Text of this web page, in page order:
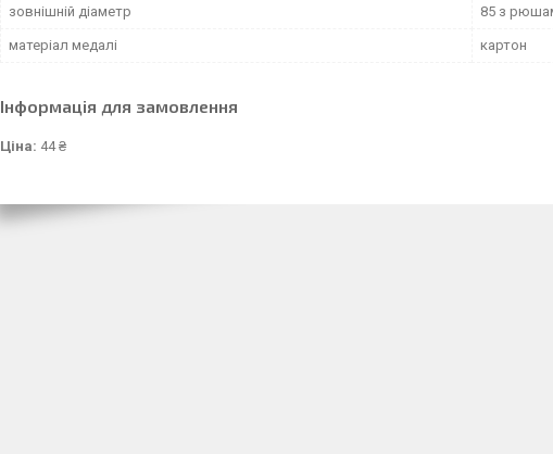
зовнішній діаметр 85 з
матеріал медалі картон
Інформація для замовлення
Ціна: 44 ₴